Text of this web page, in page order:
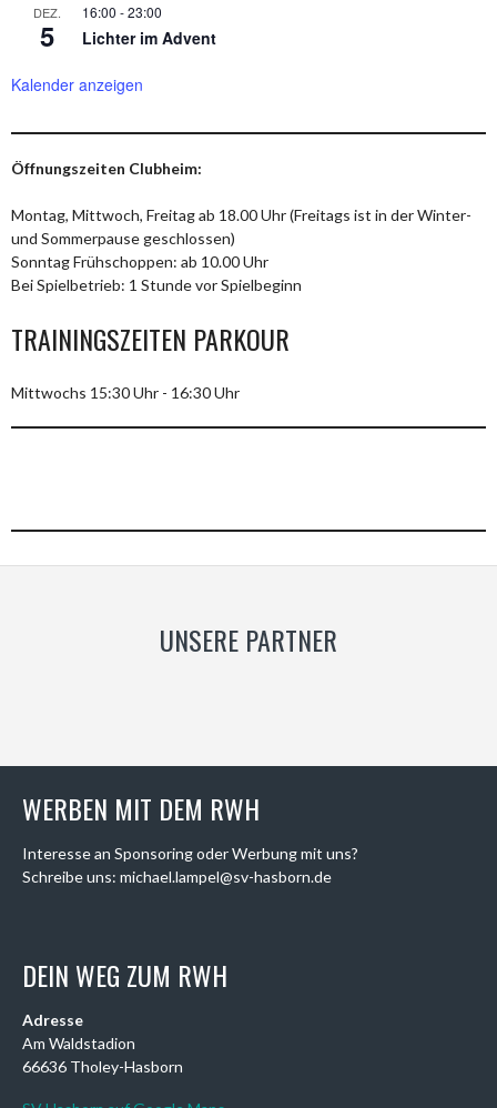
DEZ.
5
16:00 -23:00
Lichter im Advent
Kalender anzeigen
Öffnungszeiten Clubheim:
Montag, Mittwoch, Freitag ab 18.00 Uhr (Freitags ist in der Winter-
und Sommerpause geschlossen)
Sonntag Frühschoppen: ab 10.00 Uhr
Bei Spielbetrieb: 1 Stunde vor Spielbeginn
TRAININGSZEITEN PARKOUR
Mittwochs 15:30 Uhr - 16:30 Uhr
UNSERE PARTNER
WERBEN MIT DEM RWH
Interesse an Sponsoring oder Werbung mit uns?
Schreibe uns: michael.lampel@sv-hasborn.de
DEIN WEG ZUM RWH
Adresse
Am Waldstadion
66636 Tholey-Hasborn